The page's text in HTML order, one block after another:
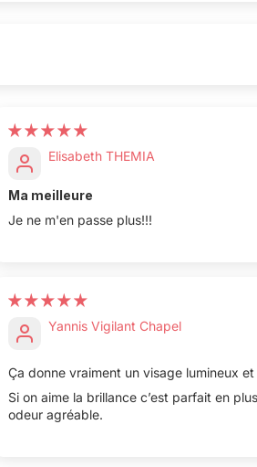
Elisabeth THEMIA
Ma meilleure
Je ne m'en passe plus!!!
Yannis Vigilant Chapel
Ça donne vraiment un visage lumineux
Si on aime la brillance c’est parfait en
odeur agréable.